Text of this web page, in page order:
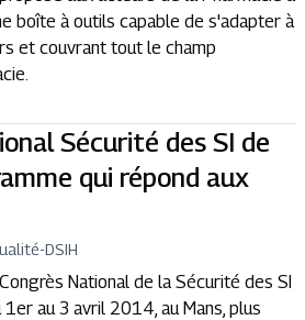
boîte à outils capable de s'adapter à
et couvrant tout le champ
Sécurité des SI de
qui répond aux
-DSIH
National de la Sécurité des SI
au 3 avril 2014, au Mans, plus